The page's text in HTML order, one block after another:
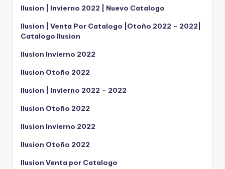
Ilusion | Invierno 2022 | Nuevo Catalogo
Ilusion | Venta Por Catalogo |Otoño 2022 – 2022|
Catalogo Ilusion
Ilusion Invierno 2022
Ilusion Otoño 2022
Ilusion | Invierno 2022 – 2022
Ilusion Otoño 2022
Ilusion Invierno 2022
Ilusion Otoño 2022
Ilusion Venta por Catalogo